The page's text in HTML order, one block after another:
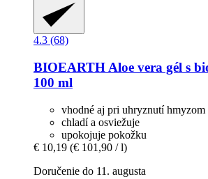
4.3 (68)
BIOEARTH Aloe vera gél s
100 ml
vhodné aj pri uhryznutí hmyzom
chladí a osviežuje
upokojuje pokožku
€ 10,19 (€ 101,90 / l)
Doručenie do 11. augusta